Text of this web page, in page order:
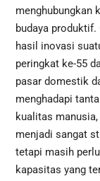
menghubungkan
budaya
hasil inovasi
peringkat ke-55
pasar domestik
menghadapi
kualitas
menjadi sangat
tetapi masih
kapasitas yang